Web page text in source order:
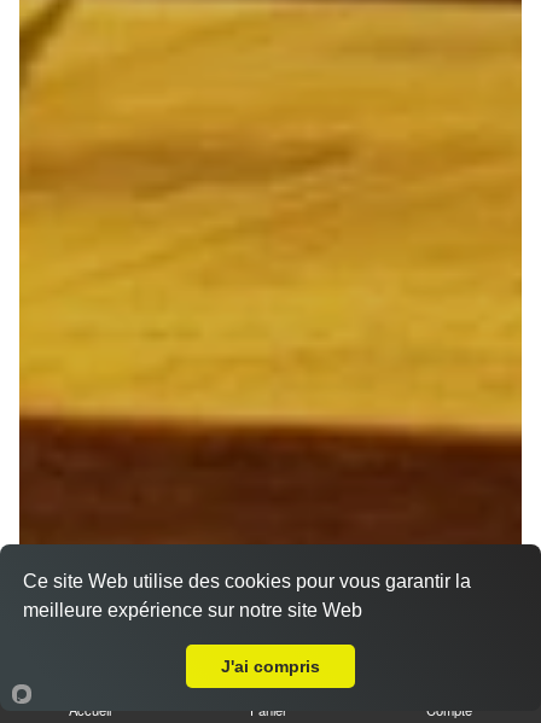
Accueil Panier Compte
Ce site Web utilise des cookies pour vous garantir la
meilleure expérience sur notre site Web
J'ai compris